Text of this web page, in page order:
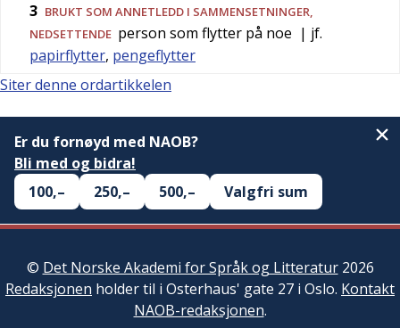
3 BRUKT SOM ANNETLEDD I SAMMENSETNINGER,
NEDSETTENDE person som flytter på noe | jf.
papirflytter, pengeflytter
Siter denne ordartikkelen
Er du fornøyd med NAOB?
Bli med og bidra!
100,–
250,– 500,– Valgfri sum
© Det Norske Akademi for Språk og Litteratur2026
Redaksjonen holder til i Osterhaus' gate 27 i Oslo. Kontakt
NAOB-redaksjonen.